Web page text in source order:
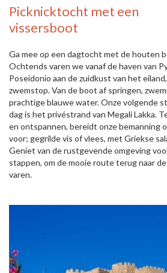
Picknicktocht met een
vissersboot
Ga mee op een dagtocht met de houten
Ochtends varen we vanaf de haven van
Poseidonio aan de zuidkust van het
zwemstop. Van de boot af springen,
prachtige blauwe water. Onze volgende
dag is het privéstrand van Megali Lakka.
en ontspannen, bereidt onze bemanning
voor; gegrilde vis of vlees, met Griekse
Geniet van de rustgevende omgeving
stappen, om de mooie route terug naar
varen.